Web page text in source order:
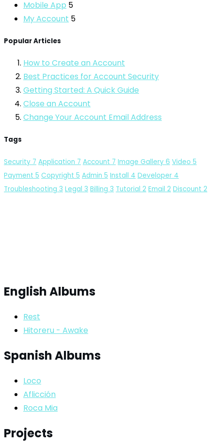
Mobile App 5
My Account 5
Popular Articles
How to Create an Account
Best Practices for Account Security
Getting Started: A Quick Guide
Close an Account
Change Your Account Email Address
Tags
Security 7 Application 7 Account 7 Image Gallery 6 Video 5
Payment 5 Copyright 5 Admin 5 Install 4 Developer 4
Troubleshooting 3 Legal 3 Billing 3 Tutorial 2 Email 2 Discount 2
English Albums
Rest
Hitoreru - Awake
Spanish Albums
Loco
Aflicción
Roca Mia
Projects